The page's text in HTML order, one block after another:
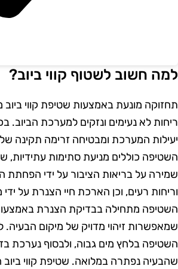
חשוב לשטוף קווי ביוב?
מונעת באמצעות שטיפת קווי ביוב
לא נעימים ונזקים למערכת הביוב.
המערכת ומבטיחה זרימה תקינה של
כוללים מניעת סתימות עתידיות,
על בריאות הציבור על ידי הפחתת
רעים, וכן הארכת חיי הצנרת על ידי
מתחילה בבדיקת הצנרת
זיהוי מדויק של מיקום
בלחץ מים גבוה, ולבסוף נערכת
נפתרה במלואה. שטיפת קווי ביוב